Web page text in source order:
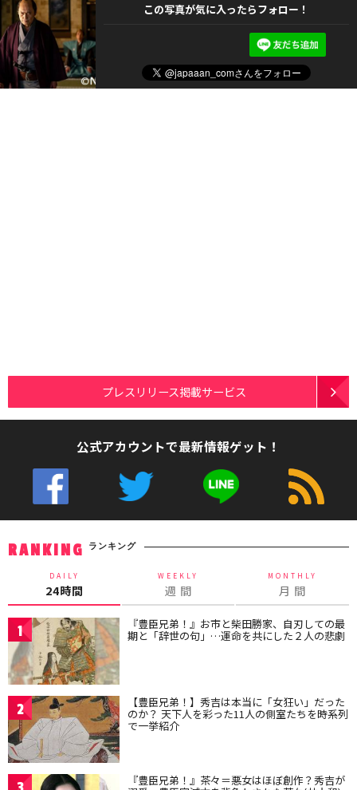
この写真が気に入ったらフォロー！
プレスリリース掲載サービス
公式アカウントで最新情報ゲット！
RANKING ランキング
DAILY
24時間
WEEKLY
週 間
MONTHLY
月 間
1 『豊臣兄弟！』お市と柴田勝家、自刃しての最
期と「辞世の句」…運命を共にした２人の悲劇
2 【豊臣兄弟！】秀吉は本当に「女狂い」だった
のか？ 天下人を彩った11人の側室たちを時系列
で一挙紹介
『豊臣兄弟！』茶々＝悪女はほぼ創作？秀吉が